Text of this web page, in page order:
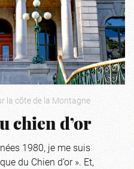
la côte de la Montagne
chien d’or
1980, je me suis
du Chien d’or ». Et,